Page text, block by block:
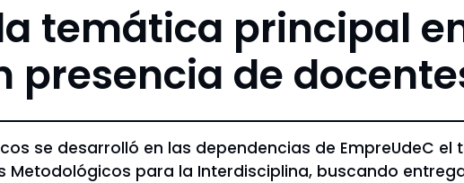
temática principal
de
se desarrolló en las dependencias de EmpreUdeC
Metodológicos para la Interdisciplina, buscando